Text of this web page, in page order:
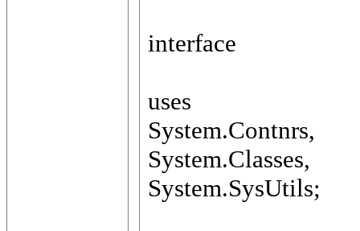
interface
uses
System.Contnrs,
System.Classes,
System.SysUtils;